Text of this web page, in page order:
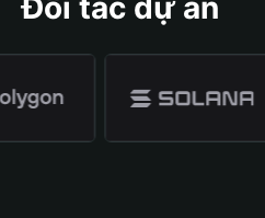
Đối tác dự án